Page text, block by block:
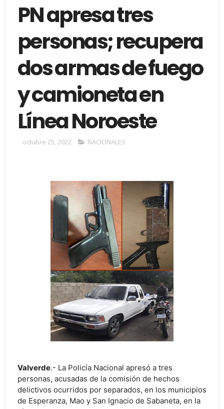
PN apresa tres
personas; recupera
dos armas de fuego
y camioneta en
Línea Noroeste
octubre 25, 2022 NACIONALES
Valverde.- La Policía Nacional apresó a tres
personas, acusadas de la comisión de hechos
delictivos ocurridos por separados, en los municipios
de Esperanza, Mao y San Ignacio de Sabaneta, en la